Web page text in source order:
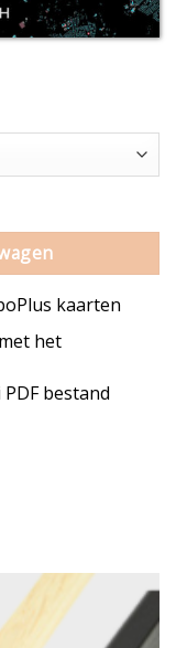
kaarten
het
bestand